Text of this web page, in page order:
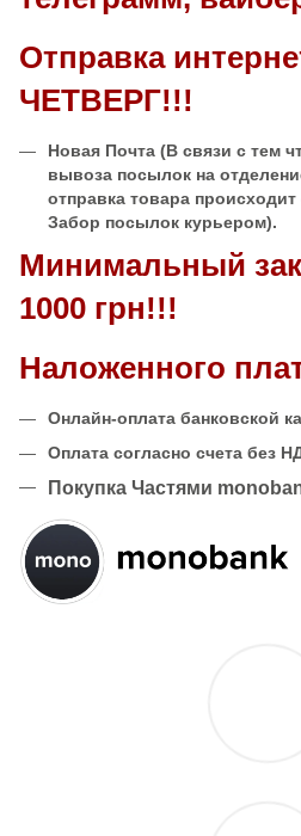
Отправка
ЧЕТВЕРГ!!!
Новая Почта (В связи с тем
вывоза посылок на
отправка товара
Забор посылок курьером).
Минимальный
1000 грн!!!
Наложенного
Онлайн-оплата банковской
Оплата согласно счета без
Покупка Частями